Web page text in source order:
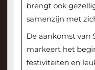
brengt ook
samenzijn met
De aankomst van
markeert het
festiviteiten en